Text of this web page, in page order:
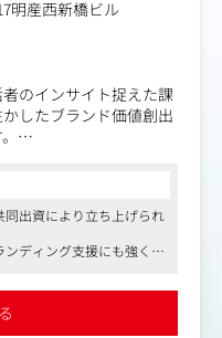
明産西新橋ビル
のインサイト捉えた課
したブランド価値創出
デジタルコンテンツを
音楽、テクノロジーな
く活用、もしくは掛け
アイデアオリエンテッ
を期待します。
ノロジーも取り入れな
開発を武器に、人が動
出資により立ち上げられ
ディング支援にも強く、